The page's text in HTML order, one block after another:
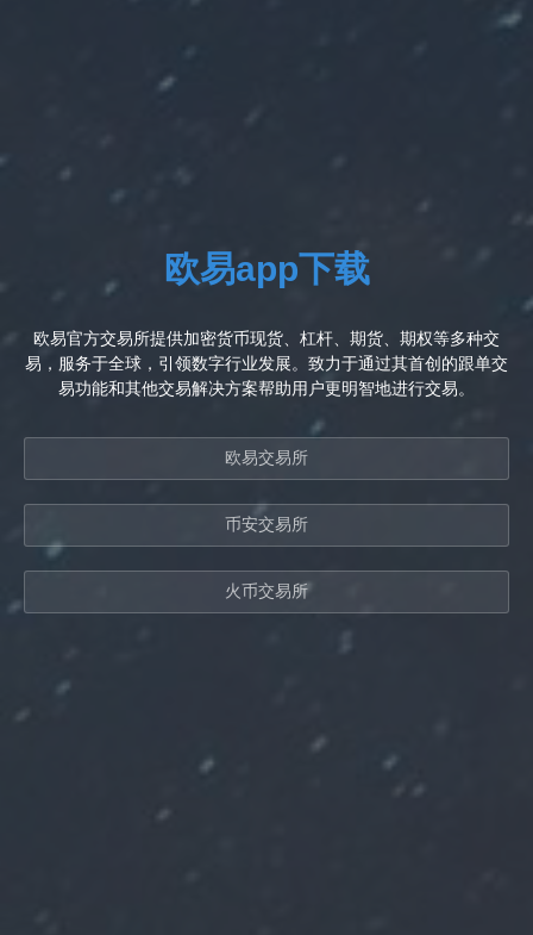
欧易app下载
欧易官方交易所提供加密货币现货、杠杆、期货、期权等多种交
易，服务于全球，引领数字行业发展。致力于通过其首创的跟单交
易功能和其他交易解决方案帮助用户更明智地进行交易。
欧易交易所
币安交易所
火币交易所